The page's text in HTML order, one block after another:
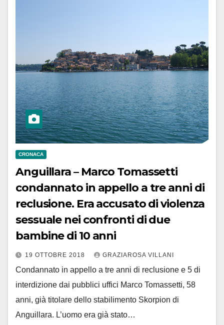
CRONACA
Anguillara – Marco Tomassetti
condannato in appello a tre anni di
reclusione. Era accusato di violenza
sessuale nei confronti di due
bambine di 10 anni
19 OTTOBRE 2018 GRAZIAROSA VILLANI
Condannato in appello a tre anni di reclusione e 5 di
interdizione dai pubblici uffici Marco Tomassetti, 58
anni, già titolare dello stabilimento Skorpion di
Anguillara. L’uomo era già stato…